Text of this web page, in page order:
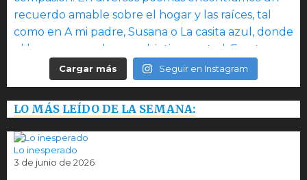
Cargar más Seguir en Instagram
LO MÁS LEÍDO DE LA SEMANA:
Lo inesperado
3 de junio de 2026